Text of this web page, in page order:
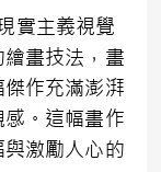
實主義視覺
畫技法，畫
作充滿澎湃
。這幅畫作
激勵人心的